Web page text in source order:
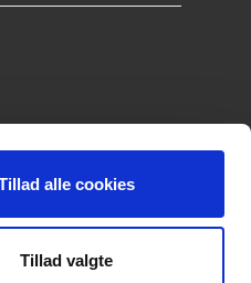
alle cookies
Tillad valgte